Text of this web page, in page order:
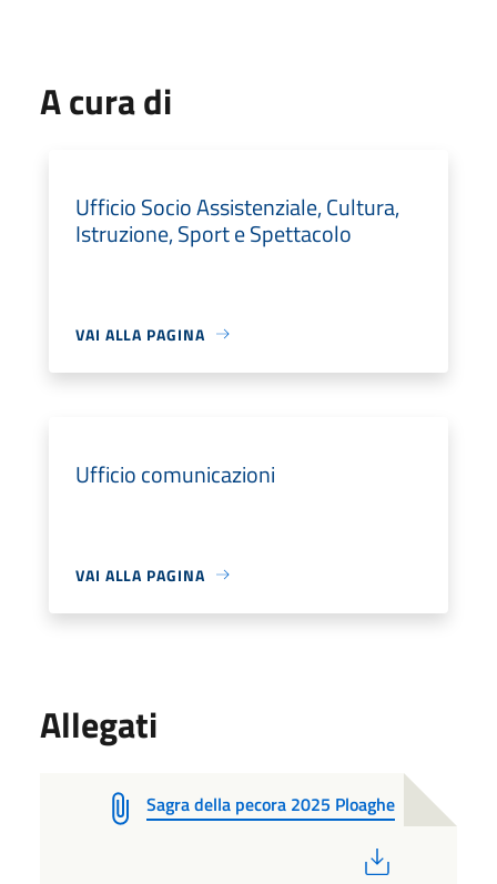
A cura di
Ufficio Socio Assistenziale, Cultura,
Istruzione, Sport e Spettacolo
VAI ALLA PAGINA
Ufficio comunicazioni
VAI ALLA PAGINA
Allegati
Sagra della pecora 2025 Ploaghe